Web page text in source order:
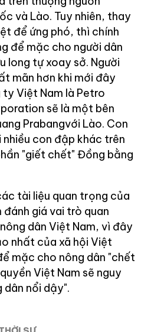
và Lào. Tuy nhiên, thay
để ứng phó, thì chính
để mặc cho người dân
long tự xoay sở. Người
mãn hơn khi mới đây
Việt Nam là Petro
sẽ là một bên
Prabangvới Lào. Con
con đập khác trên
"giết chết" Đồng bằng
tài liệu quan trọng của
giá vai trò quan
dân Việt Nam, vì đây
nhất của xã hội Việt
mặc cho nông dân "chết
Việt Nam sẽ nguy
dân nổi dậy".